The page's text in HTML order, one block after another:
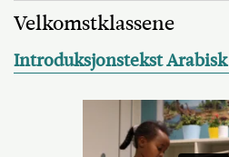
Velkomstklassene
Introduksjonstekst Arabisk